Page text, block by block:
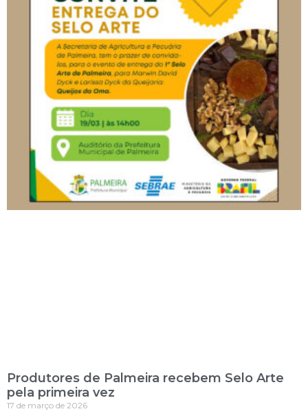
Produtores de Palmeira recebem Selo Arte
pela primeira vez
17 de março de 2026